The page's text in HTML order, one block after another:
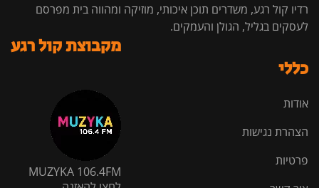
רדיו קול רגע, משדרים תוכן איכותי, מוזיקה ומהווה בית מפרסם
לעסקים בגליל, הגולן והעמקים.
כללי
אודות
הצהרת נגישות
פרטיות
מקבוצת קול רגע
MUZYKA 106.4FM